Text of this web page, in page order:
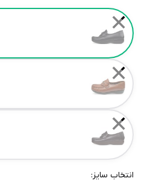
Color
✕
✕
✕
انتخاب سایز: